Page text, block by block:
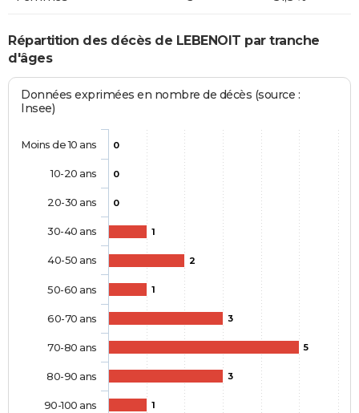
Répartition des décès de LEBENOIT par tranche
d'âges
Données exprimées en nombre de décès (source :
Insee)
0
0
0
1
2
1
3
5
3
1
Moins de 10 ans
10-20 ans
20-30 ans
30-40 ans
40-50 ans
50-60 ans
60-70 ans
70-80 ans
80-90 ans
90-100 ans